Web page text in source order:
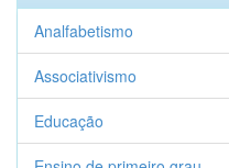
Analfabetismo
Associativismo
Educação